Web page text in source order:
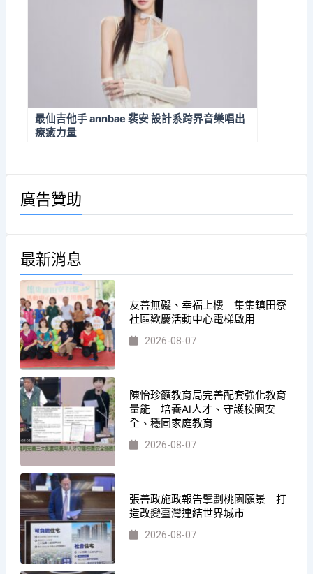
最仙吉他手 annbae 裴安 設計系跨界音樂唱出
療癒力量
廣告贊助
最新消息
友善無礙、幸福上樓 集集鎮田寮
社區歡慶活動中心電梯啟用
2026-08-07
陳怡珍籲教育局完善配套強化教育
量能 培養AI人才、守護校園安
全、穩固家庭教育
2026-08-07
張善政施政報告擘劃桃園願景 打
造改變臺灣連結世界城市
2026-08-07